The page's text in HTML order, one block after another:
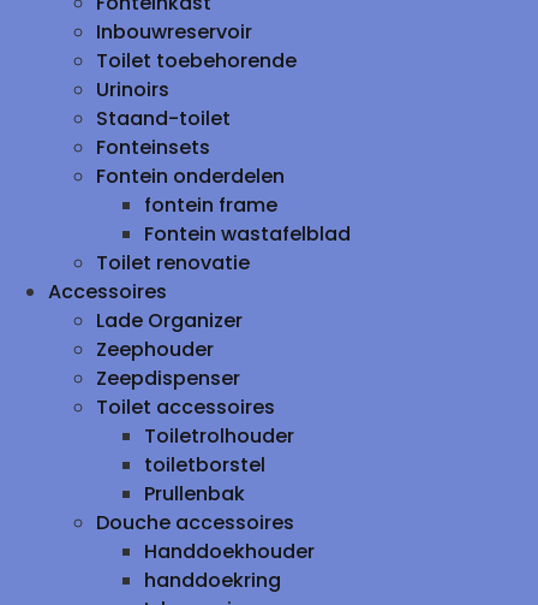
Inbouwreservoir
Toilet toebehorende
Urinoirs
Staand-toilet
Fonteinsets
Fontein onderdelen
fontein frame
Fontein wastafelblad
Toilet renovatie
Accessoires
Lade Organizer
Zeephouder
Zeepdispenser
Toilet accessoires
Toiletrolhouder
toiletborstel
Prullenbak
Douche accessoires
Handdoekhouder
handdoekring